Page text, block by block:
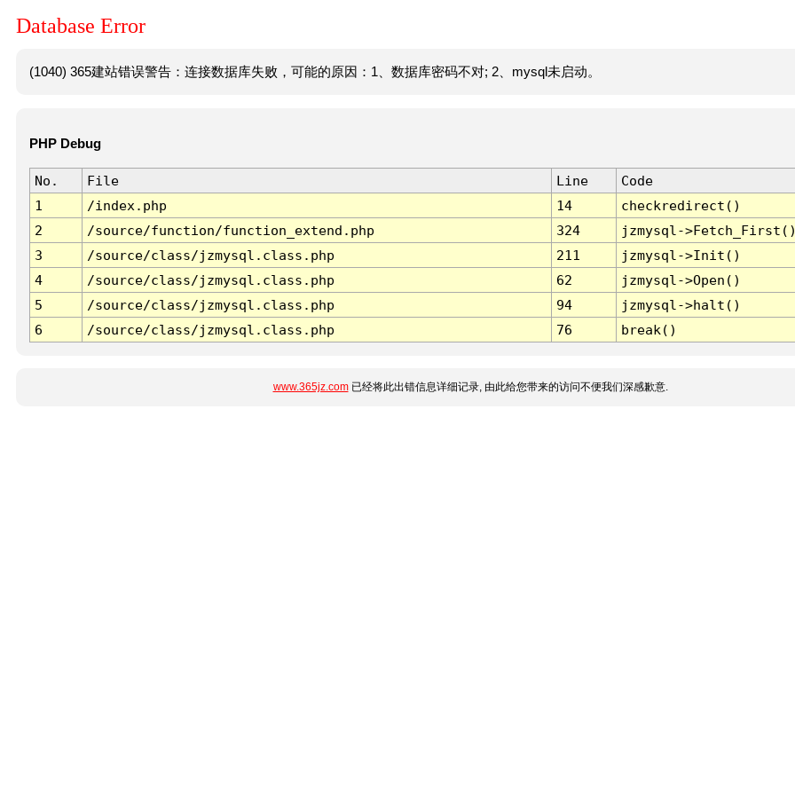
Database Error
(1040) 365建站错误警告：连接数据库失败，可能的原因：1、数据库密码不对; 2、mysql未启动。
PHP Debug
No. File Line
Code
1
/index.php 14
checkredirect()
2
/source/function/function_extend.php 324
jzmysql-
3
/source/class/jzmysql.class.php 211
jzmysql->Init()
4
/source/class/jzmysql.class.php 62
jzmysql->Open()
5
/source/class/jzmysql.class.php 94
jzmysql->halt()
6
/source/class/jzmysql.class.php 76 break()
www.365jz.com已经将此出错信息详细记录, 由此给您带来的访问不便我们深感歉意.